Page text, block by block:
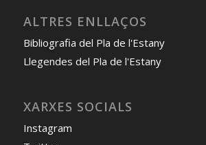
ALTRES ENLLAÇOS
Bibliografia del Pla de l'Estany
Llegendes del Pla de l'Estany
XARXES SOCIALS
Instagram